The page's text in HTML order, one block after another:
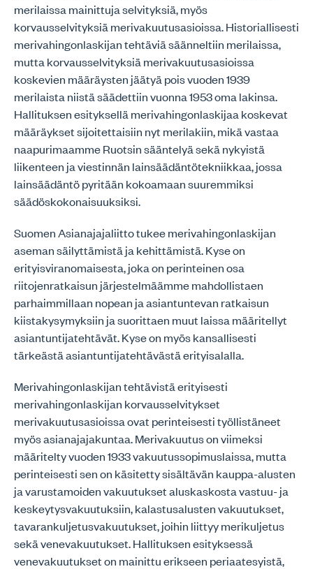
merilaissa mainittuja selvityksiä, myös
korvausselvityksiä merivakuutusasioissa. Historiallisesti
merivahingonlaskijan tehtäviä säänneltiin merilaissa,
mutta korvausselvityksiä merivakuutusasioissa
koskevien määräysten jäätyä pois vuoden 1939
merilaista niistä säädettiin vuonna 1953 oma lakinsa.
Hallituksen esityksellä merivahingonlaskijaa koskevat
määräykset sijoitettaisiin nyt merilakiin, mikä vastaa
naapurimaamme Ruotsin sääntelyä sekä nykyistä
liikenteen ja viestinnän lainsäädäntötekniikkaa, jossa
lainsäädäntö pyritään kokoamaan suuremmiksi
säädöskokonaisuuksiksi.
Suomen Asianajajaliitto tukee merivahingonlaskijan
aseman säilyttämistä ja kehittämistä. Kyse on
erityisviranomaisesta, joka on perinteinen osa
riitojenratkaisun järjestelmäämme mahdollistaen
parhaimmillaan nopean ja asiantuntevan ratkaisun
kiistakysymyksiin ja suorittaen muut laissa määritellyt
asiantuntijatehtävät. Kyse on myös kansallisesti
tärkeästä asiantuntijatehtävästä erityisalalla.
Merivahingonlaskijan tehtävistä erityisesti
merivahingonlaskijan korvausselvitykset
merivakuutusasioissa ovat perinteisesti työllistäneet
myös asianajajakuntaa. Merivakuutus on viimeksi
määritelty vuoden 1933 vakuutussopimuslaissa, mutta
perinteisesti sen on käsitetty sisältävän kauppa-alusten
ja varustamoiden vakuutukset aluskaskosta vastuu- ja
keskeytysvakuutuksiin, kalastusalusten vakuutukset,
tavarankuljetusvakuutukset, joihin liittyy merikuljetus
sekä venevakuutukset. Hallituksen esityksessä
venevakuutukset on mainittu erikseen periaatesyistä,